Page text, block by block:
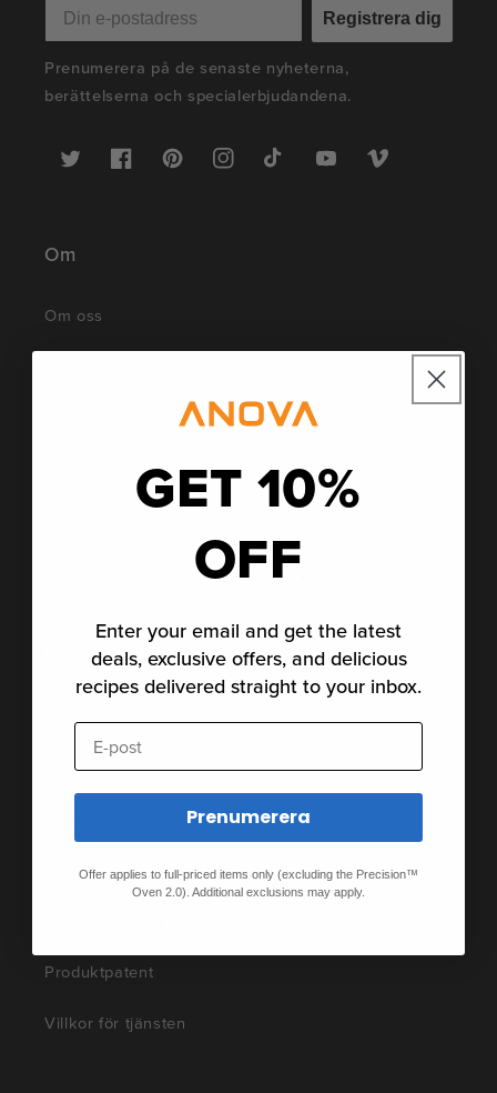
Registrera dig
Prenumerera på de senaste nyheterna,
berättelserna och specialerbjudandena.
Twitter FacebookPinterestInstagramTikTok YouTubeVimeo
Om
Om oss
Affiliate-program
Få hjälp
Stöd
Gemenskap
Kontakt Anova Culinary
Integritetspolicy
Produktpatent
Villkor för tjänsten
GET 10%
OFF
Enter your email and get the latest
deals, exclusive offers, and delicious
recipes delivered straight to your inbox.
E-post
Prenumerera
Offer applies to full-priced items only (excluding the Precision™
Oven 2.0). Additional exclusions may apply.